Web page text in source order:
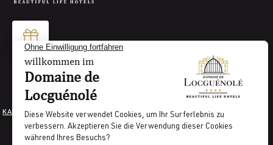
KARRIERE RECHTLICHE HINWEISE AGB VERWALTUNG VON COOKIES